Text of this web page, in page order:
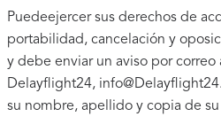
Puedeejercer sus derechos de
portabilidad, cancelación y
y debe enviar un aviso por
Delayflight24,
su nombre, apellido y copia de